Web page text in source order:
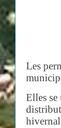
Les
Elles